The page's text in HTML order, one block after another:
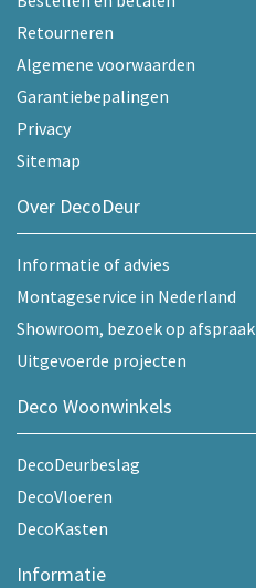
Retourneren
Algemene voorwaarden
Garantiebepalingen
Privacy
Sitemap
Over DecoDeur
Informatie of advies
Montageservice in Nederland
Showroom, bezoek op afspraak
Uitgevoerde projecten
Deco Woonwinkels
DecoDeurbeslag
DecoVloeren
DecoKasten
Informatie